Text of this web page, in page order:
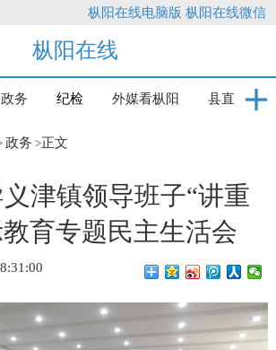
枞阳在线电脑版 枞阳在线微信
枞阳在线
政务 纪检 外媒看枞阳 县直
政务 >正文
津镇领导班子“讲重
育专题民主生活会